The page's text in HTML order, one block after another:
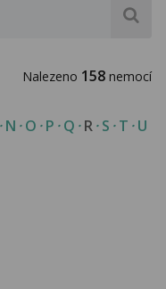
Nalezeno 158 nemocí
N O P Q R S T U